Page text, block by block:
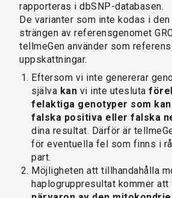
rapporteras i dbSNP-databasen.
De varianter som inte kodas i
strängen av referensgenomet
tellmeGen använder som
uppskattningar.
Eftersom vi inte genererar
själva kan vi inte utesluta
felaktiga genotyper som
falska positiva eller falska
dina resultat. Därför är
för eventuella fel som finns i
part.
Möjligheten att tillhandahålla
haplogruppresultat kommer att